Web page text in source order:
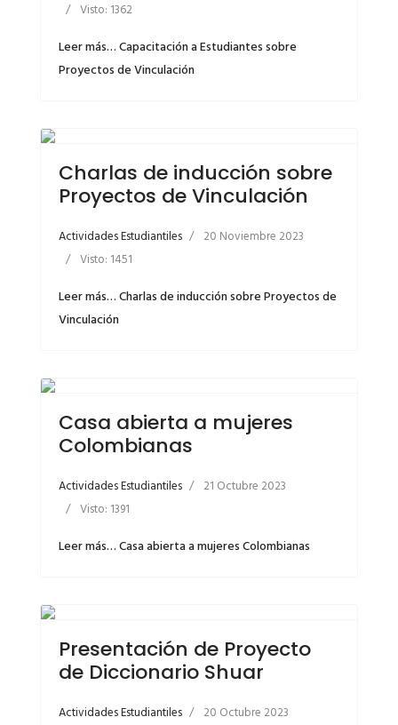
Visto: 1362
Leer más… Capacitación a Estudiantes sobre
Proyectos de Vinculación
Charlas de inducción sobre
Proyectos de Vinculación
Actividades Estudiantiles
20 Noviembre 2023
Visto: 1451
Leer más… Charlas de inducción sobre Proyectos de
Vinculación
Casa abierta a mujeres
Colombianas
Actividades Estudiantiles
21 Octubre 2023
Visto: 1391
Leer más… Casa abierta a mujeres Colombianas
Presentación de Proyecto
de Diccionario Shuar
Actividades Estudiantiles
20 Octubre 2023